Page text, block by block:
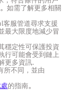
如需了解更多相關
服管道尋求支援
最大限度地減少冒
穩定性可保護投資
行可能會受到鏈上
更多資訊.
所不同，並由
的指南。